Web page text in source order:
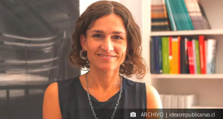
ARCHIVO | ideasrepublicanas.cl